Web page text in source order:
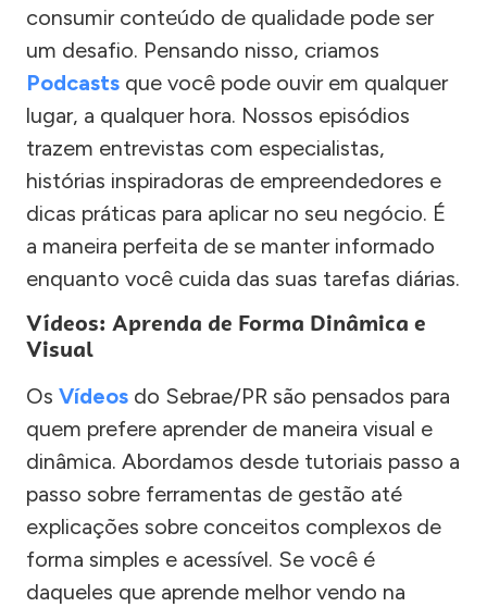
consumir conteúdo de qualidade pode ser
um desafio. Pensando nisso, criamos
Podcasts que você pode ouvir em qualquer
lugar, a qualquer hora. Nossos episódios
trazem entrevistas com especialistas,
histórias inspiradoras de empreendedores e
dicas práticas para aplicar no seu negócio. É
a maneira perfeita de se manter informado
enquanto você cuida das suas tarefas diárias.
Vídeos: Aprenda de Forma Dinâmica e
Visual
Os Vídeos do Sebrae/PR são pensados para
quem prefere aprender de maneira visual e
dinâmica. Abordamos desde tutoriais passo a
passo sobre ferramentas de gestão até
explicações sobre conceitos complexos de
forma simples e acessível. Se você é
daqueles que aprende melhor vendo na